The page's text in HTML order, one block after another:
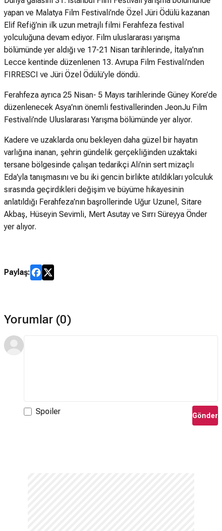
yapan ve Malatya Film Festivali’nde Özel Jüri Ödülü kazanan
Elif Refiğ’nin ilk uzun metrajlı filmi Ferahfeza festival
yolculuğuna devam ediyor. Film uluslararası yarışma
bölümünde yer aldığı ve 17-21 Nisan tarihlerinde, İtalya’nın
Lecce kentinde düzenlenen 13. Avrupa Film Festivali’nden
FIRRESCI ve Jüri Özel Ödülü’yle döndü.
Ferahfeza ayrıca 25 Nisan- 5 Mayıs tarihlerinde Güney Kore’de
düzenlenecek Asya’nın önemli festivallerinden JeonJu Film
Festivali’nde Uluslararası Yarışma bölümünde yer alıyor.
Kadere ve uzaklarda onu bekleyen daha güzel bir hayatın
varlığına inanan, şehrin gündelik gerçekliğinden uzaktaki
tersane bölgesinde çalışan tedarikçi Ali’nin sert mizaçlı
Eda’yla tanışmasını ve bu iki gencin birlikte atıldıkları yolculuk
sırasında geçirdikleri değişim ve büyüme hikayesinin
anlatıldığı Ferahfeza’nın başrollerinde Uğur Uzunel, Sitare
Akbaş, Hüseyin Sevimli, Mert Asutay ve Sırrı Süreyya Önder
yer alıyor.
Paylaş:
Yorumlar (0)
Spoiler Gönder